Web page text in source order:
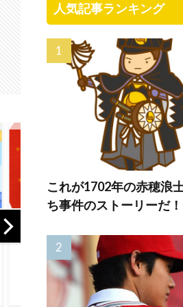
か！」日本に比べ
て超石器時代だっ
た英国に海外が大
わず
ーシ
られ
のテ
には
人気記事ランキング
これが1702年の赤穂浪
ち事件のストーリーだ